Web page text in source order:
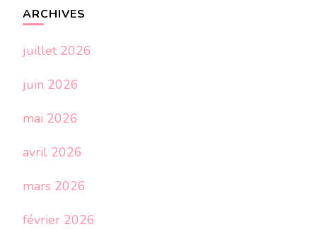
ARCHIVES
juillet 2026
juin 2026
mai 2026
avril 2026
mars 2026
février 2026